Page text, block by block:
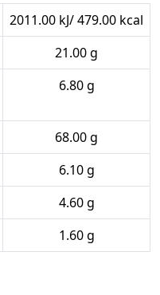
2011.00 kJ/ 479.00 kcal
21.00 g
6.80 g
68.00 g
6.10 g
4.60 g
1.60 g